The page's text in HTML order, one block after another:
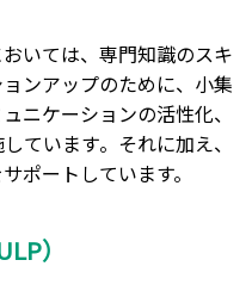
いては、専門知識のスキ
ンアップのために、小集
ニケーションの活性化、
ています。それに加え、
ポートしています。
）